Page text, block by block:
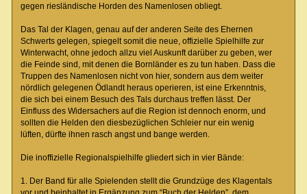
gegen riesländische Horden des Namenlosen obliegt.
Das Tal der Klagen, genau auf der anderen Seite des Ehernen
Schwerts gelegen, spiegelt somit die neue, offizielle Spielhilfe zur
Winterwacht, ohne jedoch allzu viel Auskunft darüber zu geben, wer
die Feinde sind, mit denen die Bornländer es zu tun haben. Dass die
Truppen des Namenlosen nicht von hier, sondern aus dem weiter
nördlich gelegenen Ödlandt heraus operieren, ist eine Erkenntnis,
die sich bei einem Besuch des Tals durchaus treffen lässt. Der
Einfluss des Widersachers auf die Region ist dennoch enorm, und
sollten die Helden den diesbezüglichen Schleier nur ein wenig
lüften, dürfte ihnen rasch angst und bange werden.
Die inoffizielle Regionalspielhilfe gliedert sich in vier Bände:
1. Der Band für alle Spielenden stellt die Grundzüge des Klagentals